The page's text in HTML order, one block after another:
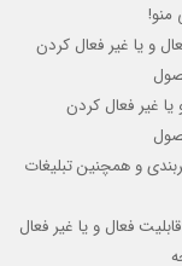
منو!
و یا غیر فعال کردن
یا غیر فعال کردن
و همچنین تبلیغات
قابلیت فعال و یا غیر فعال